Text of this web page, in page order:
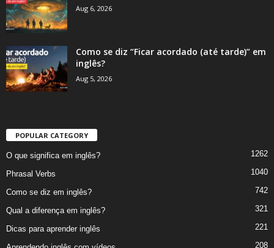
Aug 6, 2026
Como se diz “Ficar acordado (até tarde)” em
inglês?
Aug 5, 2026
POPULAR CATEGORY
O que significa em inglês? 1262
Phrasal Verbs 1040
Como se diz em inglês? 742
Qual a diferença em inglês? 321
Dicas para aprender inglês 221
208